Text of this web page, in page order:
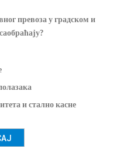
превоза у градском и
и стално касне